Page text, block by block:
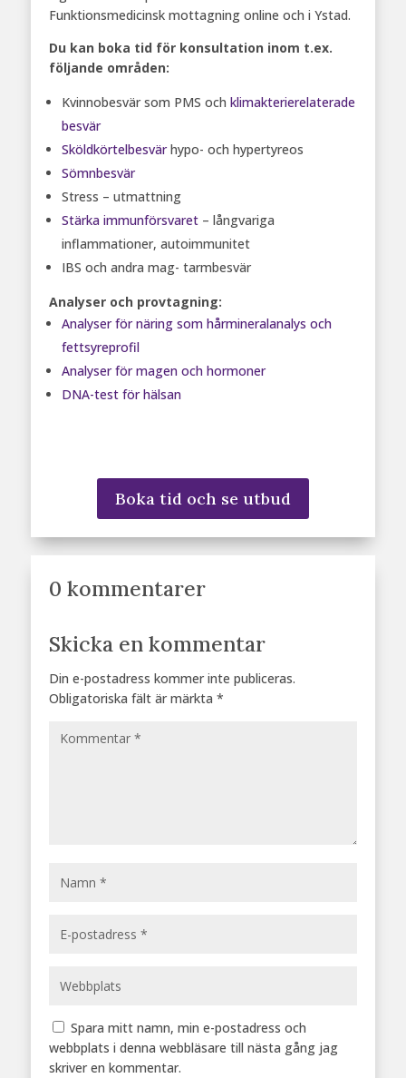
Funktionsmedicinsk mottagning online och i Ystad.
Du kan boka tid för konsultation inom t.ex.
följande områden:
Kvinnobesvär som PMS och klimakterierelaterade
besvär
Sköldkörtelbesvärhypo- och hypertyreos
Sömnbesvär
Stress – utmattning
Stärka immunförsvaret– långvariga
inflammationer, autoimmunitet
IBS och andra mag- tarmbesvär
Analyser och provtagning:
Analyser för näring som hårmineralanalys och
fettsyreprofil
Analyser för magen och hormoner
DNA-test för hälsan
Boka tid och se utbud
0 kommentarer
Skicka en kommentar
Din e-postadress kommer inte publiceras.
Obligatoriska fält är märkta *
Spara mitt namn, min e-postadress och
webbplats i denna webbläsare till nästa gång jag
skriver en kommentar.